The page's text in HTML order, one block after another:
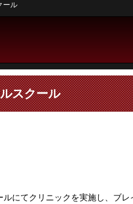
ール
スクール
にてクリニックを実施し、ブレ